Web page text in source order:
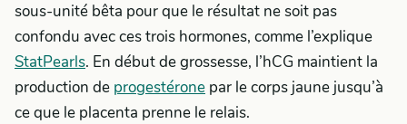
sous-unité bêta pour que le résultat ne soit pas
confondu avec ces trois hormones, comme l’explique
StatPearls. En début de grossesse, l’hCG maintient la
production de progestérone par le corps jaune jusqu’à
ce que le placenta prenne le relais.